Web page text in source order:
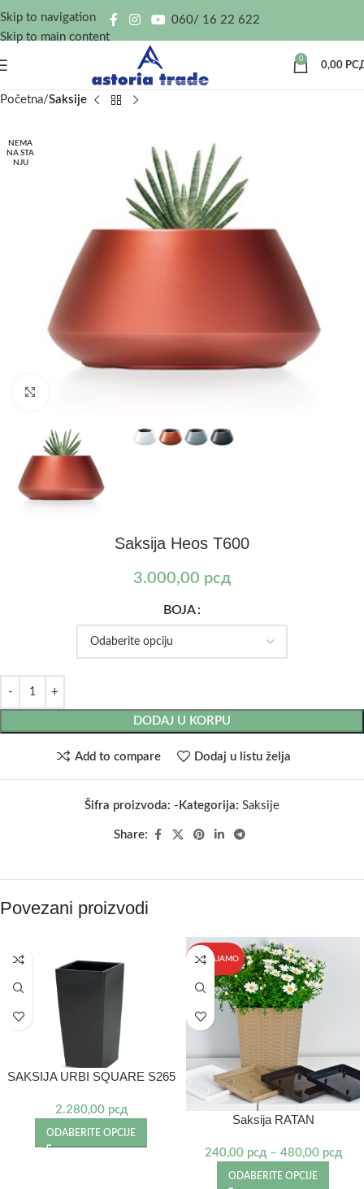
Skip to navigation
Skip to main content
060/ 16 22 622
0
0,00
Početna Saksije
NEMA
NA STA
NJU
Saksija Heos T600
3.000,00 рсд
BOJA
DODAJ U KORPU
Add to compare Dodaj u listu želja
Šifra proizvoda: - Kategorija: Saksije
Share:
Povezani proizvodi
SAKSIJA URBI SQUARE S265
2.280,00 рсд
ODABERITE OPCIJE
IZDVAJAMO
Saksija RATAN
240,00 рсд – 480,00 рсд
ODABERITE OPCIJE